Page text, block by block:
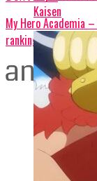
My Hero Academia
ranking oficial
Kaisen